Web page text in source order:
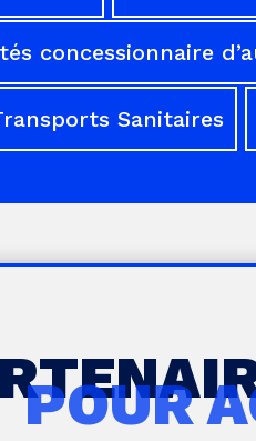
concessionnaire
Sanitaires
POUR